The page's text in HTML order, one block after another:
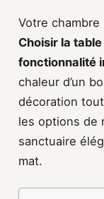
Votre
Choisir la
fonctionnalité
chaleur d’un
décoration
les options de
sanctuaire
mat.